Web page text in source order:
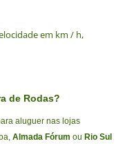
em km / h,
de Rodas?
aluguer nas lojas
Almada Fórum ouRio Sul